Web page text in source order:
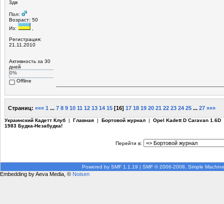
3дв
Пол:
Возраст: 50
Из:
Регистрация:
21.11.2010
Активность за 30
дней
0%
Offline
Страниц: ««« 1 ... 7 8 9 10 11 12 13 14 15 [16] 17 18 19 20 21 22 23 24 25 ... 27 »»»
Украинский Кадетт Клуб | Главная | Бортовой журнал | Opel Kadett D Caravan 1.6D
1983 Будка-Незабудка!
Перейти в:
Powered by SMF 1.1.19 | SMF © 2006-2008, Simple
Embedding by Aeva Media, © Noisen